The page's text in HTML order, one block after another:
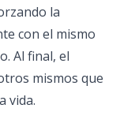
la
con el mismo
Al final, el
mismos que
vida.